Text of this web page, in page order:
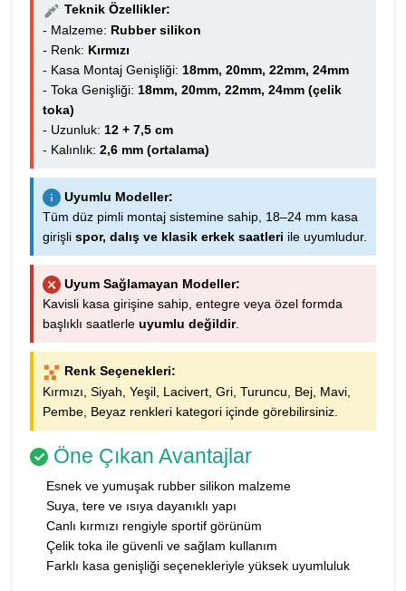
Teknik Özellikler:
- Malzeme: Rubber silikon
- Renk: Kırmızı
- Kasa Montaj Genişliği: 18mm, 20mm, 22mm, 24mm
- Toka Genişliği: 18mm, 20mm, 22mm, 24mm (çelik
toka)
- Uzunluk: 12 + 7,5 cm
- Kalınlık: 2,6 mm (ortalama)
Uyumlu Modeller:
Tüm düz pimli montaj sistemine sahip, 18–24 mm kasa
girişli spor, dalış ve klasik erkek saatleri ile uyumludur.
Uyum Sağlamayan Modeller:
Kavisli kasa girişine sahip, entegre veya özel formda
başlıklı saatlerle uyumlu değildir.
Renk Seçenekleri:
Kırmızı, Siyah, Yeşil, Lacivert, Gri, Turuncu, Bej, Mavi,
Pembe, Beyaz renkleri kategori içinde görebilirsiniz.
Öne Çıkan Avantajlar
Esnek ve yumuşak rubber silikon malzeme
Suya, tere ve ısıya dayanıklı yapı
Canlı kırmızı rengiyle sportif görünüm
Çelik toka ile güvenli ve sağlam kullanım
Farklı kasa genişliği seçenekleriyle yüksek uyumluluk